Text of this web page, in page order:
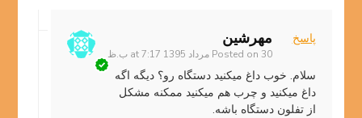
مهرشین
Posted on 30 مرداد 1395 at 7:17 ب.ظ
پاسخ
سلام. خوب داغ میکنید دستگاه رو؟ دیگه اگه
داغ میکنید و چرب هم میکنید ممکنه مشکل
از تفلون دستگاه باشه.